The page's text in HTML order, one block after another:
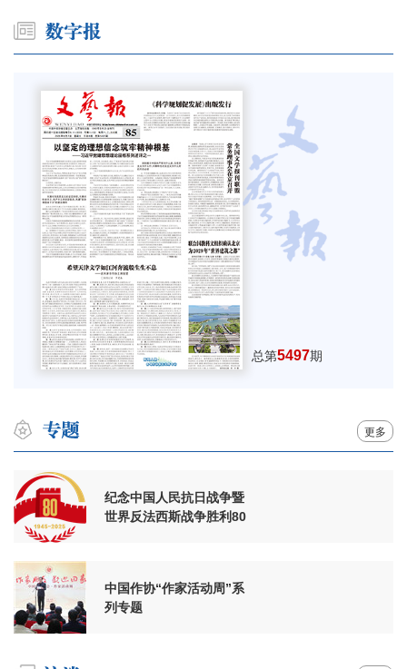
总第5497期
更多
纪念中国人民抗日战争暨
世界反法西斯战争胜利80
中国作协“作家活动周”系
列专题